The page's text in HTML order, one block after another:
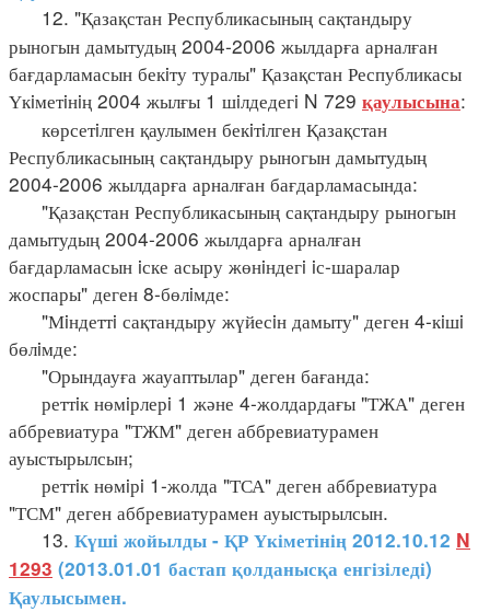
12. "Қазақстан Республикасының сақтандыру
рыногын дамытудың 2004-2006 жылдарға арналған
бағдарламасын бекiту туралы" Қазақстан Республикасы
Үкiметiнiң 2004 жылғы 1 шiлдедегi N 729 қаулысына:
көрсетiлген қаулымен бекiтiлген Қазақстан
Республикасының сақтандыру рыногын дамытудың
2004-2006 жылдарға арналған бағдарламасында:
"Қазақстан Республикасының сақтандыру рыногын
дамытудың 2004-2006 жылдарға арналған
бағдарламасын iске асыру жөнiндегi iс-шаралар
жоспары" деген 8-бөлiмде:
"Мiндеттi сақтандыру жүйесiн дамыту" деген 4-кiшi
бөлiмде:
"Орындауға жауаптылар" деген бағанда:
реттiк нөмiрлерi 1 және 4-жолдардағы "ТЖА" деген
аббревиатура "ТЖМ" деген аббревиатурамен
ауыстырылсын;
реттiк нөмiрi 1-жолда "ТСА" деген аббревиатура
"ТСМ" деген аббревиатурамен ауыстырылсын.
13. Күші жойылды - ҚР Үкіметінің 2012.10.12 N
1293 (2013.01.01 бастап қолданысқа енгізіледі)
Қаулысымен.